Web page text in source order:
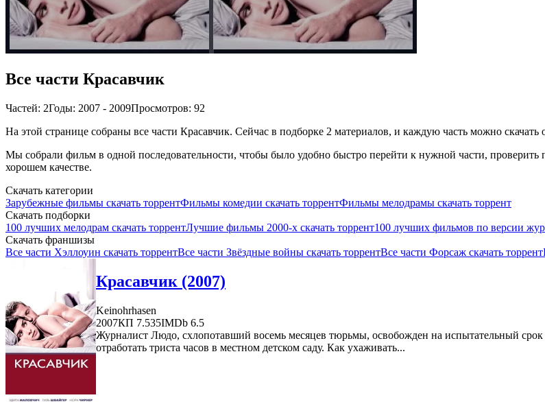
Все части Красавчик
Частей: 2Годы: 2007 - 2009Просмотров: 92
На этой странице собраны все части Красавчик. Сейчас в подборке 2 материалов, и каждую часть можно скачать
Мы собрали фильм в одной последовательности, чтобы было удобно быстро перейти к нужной части, проверить
хорошем качестве.
Скачать категории
Зарубежные фильмы скачать торрентФильмы комедии скачать торрентФильмы мелодрамы скачать торрент
Скачать подборки
100 лучших мелодрам скачать торрентЛучшие фильмы 2000-х скачать торрент100 лучших фильмов по версии
Скачать франшизы
Все части Хэллоуин скачать торрентВсе части Звёздные войны скачать торрентВсе части Форсаж скачать торрент
Красавчик (2007)
Keinohrhasen
2007КП 7.535IMDb 6.5
Журналист Людо, схлопотавший восемь месяцев тюрьмы, освобожден на испытательный срок
отработать триста часов в местном детском саду. Как ухаживать...